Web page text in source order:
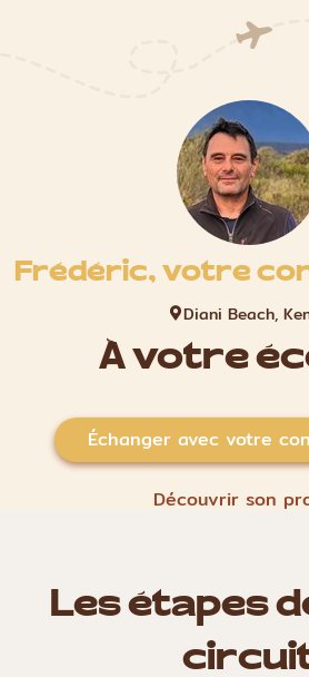
Frédéric, votre
Diani Beach,
À votre
Échanger avec votre
Découvrir son
Les étapes